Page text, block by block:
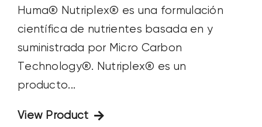
Huma® Nutriplex® es una formulación
científica de nutrientes basada en y
suministrada por Micro Carbon
Technology®. Nutriplex® es un
producto...
View Product